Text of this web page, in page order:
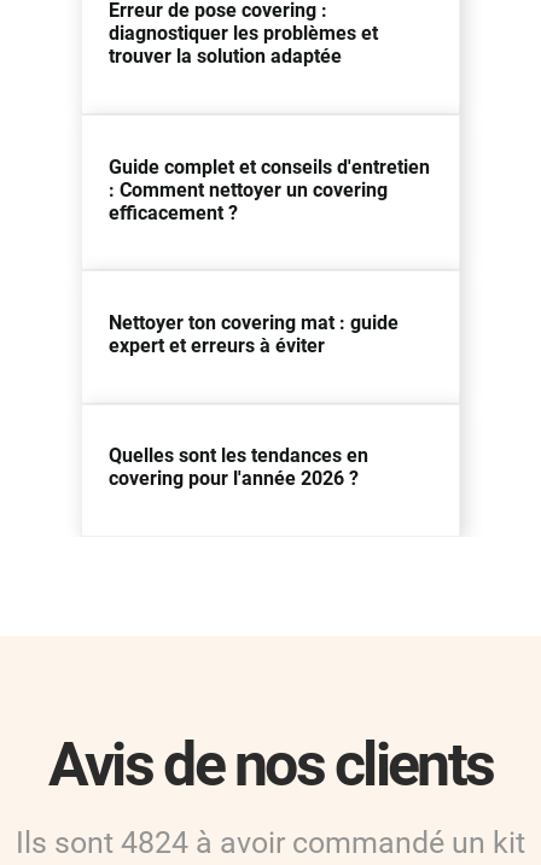
Erreur de pose covering :
diagnostiquer les problèmes et
trouver la solution adaptée
Guide complet et conseils d'entretien
: Comment nettoyer un covering
efficacement ?
Nettoyer ton covering mat : guide
expert et erreurs à éviter
Quelles sont les tendances en
covering pour l'année 2026 ?
Avis de nos clients
Ils sont 4824 à avoir commandé un kit